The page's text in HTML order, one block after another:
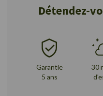
Détendez-
Garantie
5 ans
30